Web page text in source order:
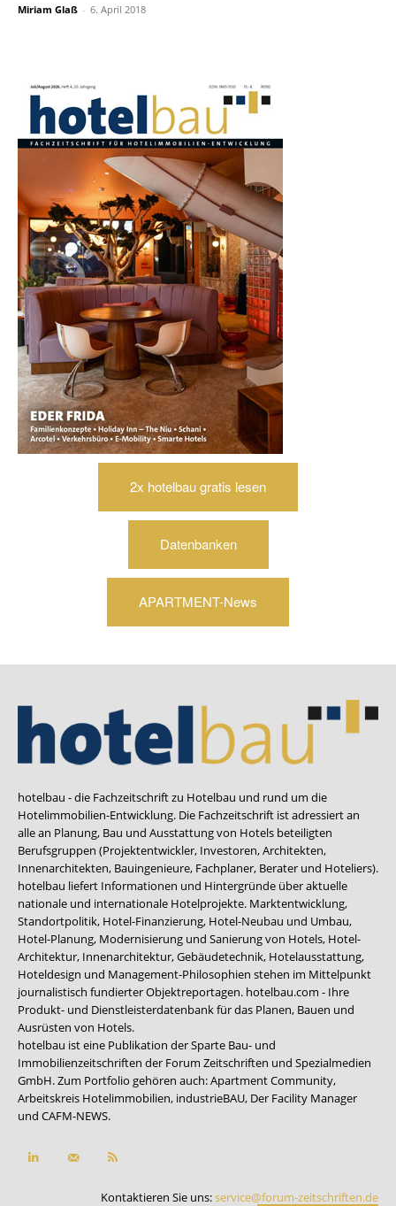
Miriam Glaß - 6. April 2018
2x hotelbau gratis lesen
Datenbanken
APARTMENT-News
hotelbau - die Fachzeitschrift zu Hotelbau und rund um die
Hotelimmobilien-Entwicklung. Die Fachzeitschrift ist adressiert an
alle an Planung, Bau und Ausstattung von Hotels beteiligten
Berufsgruppen (Projektentwickler, Investoren, Architekten,
Innenarchitekten, Bauingenieure, Fachplaner, Berater und Hoteliers).
hotelbau liefert Informationen und Hintergründe über aktuelle
nationale und internationale Hotelprojekte. Marktentwicklung,
Standortpolitik, Hotel-Finanzierung, Hotel-Neubau und Umbau,
Hotel-Planung, Modernisierung und Sanierung von Hotels, Hotel-
Architektur, Innenarchitektur, Gebäudetechnik, Hotelausstattung,
Hoteldesign und Management-Philosophien stehen im Mittelpunkt
journalistisch fundierter Objektreportagen. hotelbau.com - Ihre
Produkt- und Dienstleisterdatenbank für das Planen, Bauen und
Ausrüsten von Hotels.
hotelbau ist eine Publikation der Sparte Bau- und
Immobilienzeitschriften der Forum Zeitschriften und Spezialmedien
GmbH. Zum Portfolio gehören auch:Apartment Community,
Arbeitskreis Hotelimmobilien, industrieBAU, Der Facility Manager
und CAFM-NEWS.
Kontaktieren Sie uns:service@forum-zeitschriften.de